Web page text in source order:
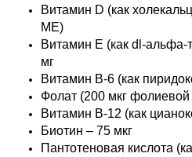
Витамин D (как
МЕ)
Витамин Е (как dl-альфа-
мг
Витамин В-6 (как
Фолат (200 мкг фолиевой
Витамин B-12 (как
Биотин – 75 мкг
Пантотеновая кислота